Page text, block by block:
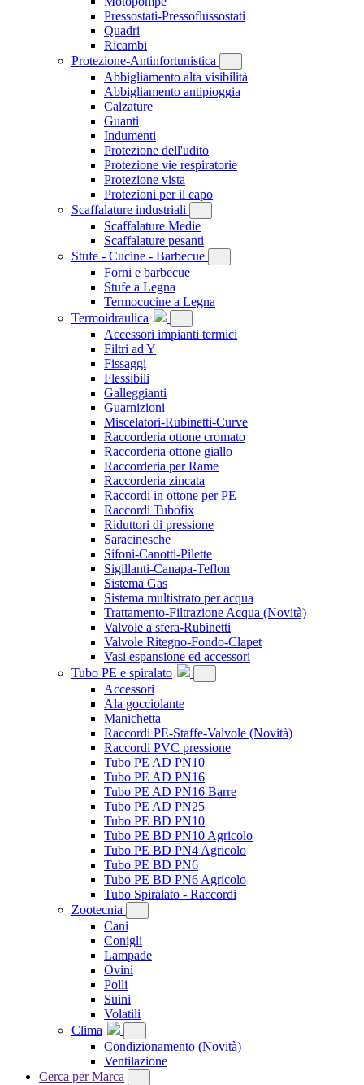
Pressostati-Pressoflussostati
Quadri
Ricambi
Protezione-Antinfortunistica
Abbigliamento alta visibilità
Abbigliamento antipioggia
Calzature
Guanti
Indumenti
Protezione dell'udito
Protezione vie respiratorie
Protezione vista
Protezioni per il capo
Scaffalature industriali
Scaffalature Medie
Scaffalature pesanti
Stufe - Cucine - Barbecue
Forni e barbecue
Stufe a Legna
Termocucine a Legna
Termoidraulica
Accessori impianti termici
Filtri ad Y
Fissaggi
Flessibili
Galleggianti
Guarnizioni
Miscelatori-Rubinetti-Curve
Raccorderia ottone cromato
Raccorderia ottone giallo
Raccorderia per Rame
Raccorderia zincata
Raccordi in ottone per PE
Raccordi Tubofix
Riduttori di pressione
Saracinesche
Sifoni-Canotti-Pilette
Sigillanti-Canapa-Teflon
Sistema Gas
Sistema multistrato per acqua
Trattamento-Filtrazione Acqua (Novità)
Valvole a sfera-Rubinetti
Valvole Ritegno-Fondo-Clapet
Vasi espansione ed accessori
Tubo PE e spiralato
Accessori
Ala gocciolante
Manichetta
Raccordi PE-Staffe-Valvole (Novità)
Raccordi PVC pressione
Tubo PE AD PN10
Tubo PE AD PN16
Tubo PE AD PN16 Barre
Tubo PE AD PN25
Tubo PE BD PN10
Tubo PE BD PN10 Agricolo
Tubo PE BD PN4 Agricolo
Tubo PE BD PN6
Tubo PE BD PN6 Agricolo
Tubo Spiralato - Raccordi
Zootecnia
Cani
Conigli
Lampade
Ovini
Polli
Suini
Volatili
Clima
Condizionamento (Novità)
Ventilazione
Cerca per Marca